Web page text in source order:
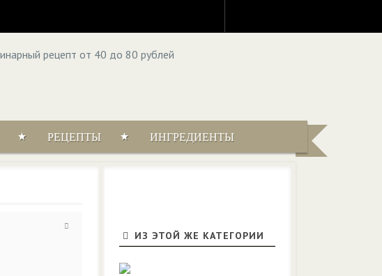
РЕЦЕПТЫ ИНГРЕДИЕНТЫ
ИЗ ЭТОЙ ЖЕ КАТЕГОРИИ